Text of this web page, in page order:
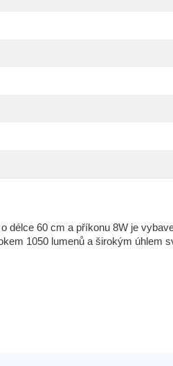
délce 60 cm a příkonu 8W je
1050 lumenů a širokým úhlem